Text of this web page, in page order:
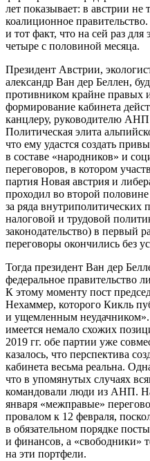
лет показывает: в австрии не
коалиционное
и тот факт, что на сей раз
четыре с половиной месяца.
Президент Австрии,
александр Ван дер Беллен,
противником крайне правых
формирование кабинета
канцлеру, руководителю
Политическая элита
что ему удастся создать
в составе «народников» и
переговоров, в котором
партия Новая австрия и
проходил во второй
за ряда внутриполитических
налоговой и трудовой
законодательство) в первый
переговоры окончились без
Тогда президент Ван дер
федеральное правительство
К этому моменту пост
Нехаммер, которого Кикль
и ущемленным
имеется немало схожих
2019 гг. обе партии уже
казалось, что перспектива
кабинета весьма реальна.
что в упомянутых случаях
командовали люди из АНП.
января «межправые»
провалом к 12 февраля,
в обязательном порядке
и финансов, а «свободники»
на эти портфели.